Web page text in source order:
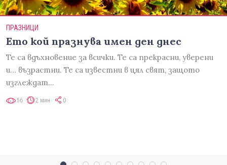
ПРАЗНИЦИ
Ето кой празнува имен ден днес
Те са вдъхновение за всички. Те са прекрасни, уверени
и... възрастни. Те са известни в цял свят, защото
изглеждат…
56 2 мин 0